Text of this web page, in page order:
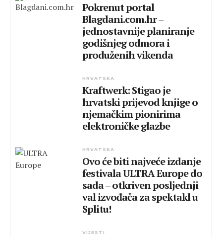
Pokrenut portal
Blagdani.com.hr –
jednostavnije planiranje
godišnjeg odmora i
produženih vikenda
HRVATSKA
Kraftwerk: Stigao je
hrvatski prijevod knjige o
njemačkim pionirima
elektroničke glazbe
HRVATSKA
Ovo će biti najveće izdanje
festivala ULTRA Europe do
sada – otkriven posljednji
val izvođača za spektakl u
Splitu!
VIJESTI